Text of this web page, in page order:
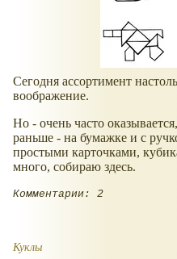
Сегодня ассортимент
воображение.
Но - очень часто
раньше - на бумажке и с
простыми карточками,
много, собираю здесь.
Комментарии: 2
Куклы